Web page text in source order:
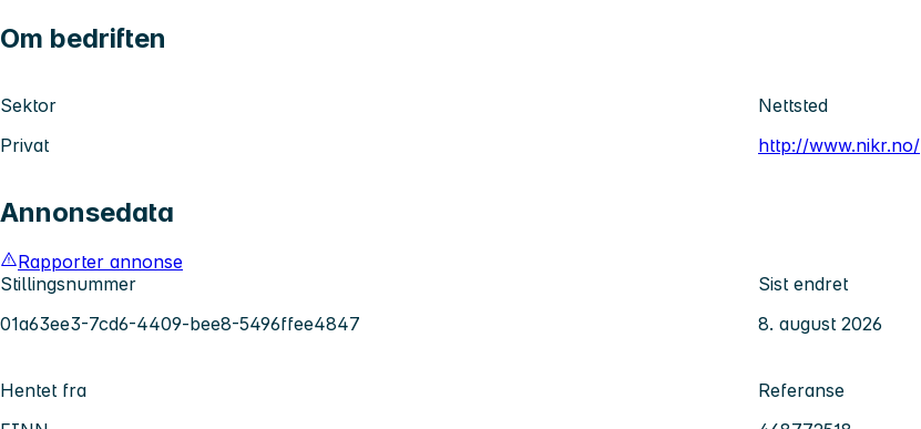
Om bedriften
Sektor
Privat
Nettsted
http://www.nikr.no/
Annonsedata
Rapporter annonse
Stillingsnummer
01a63ee3-7cd6-4409-bee8-5496ffee4847
Sist endret
8. august 2026
Hentet fra
Referanse